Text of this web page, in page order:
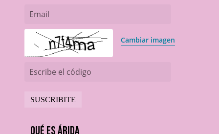
Email
Cambiar imagen
Escribe el código
Qué es Árida